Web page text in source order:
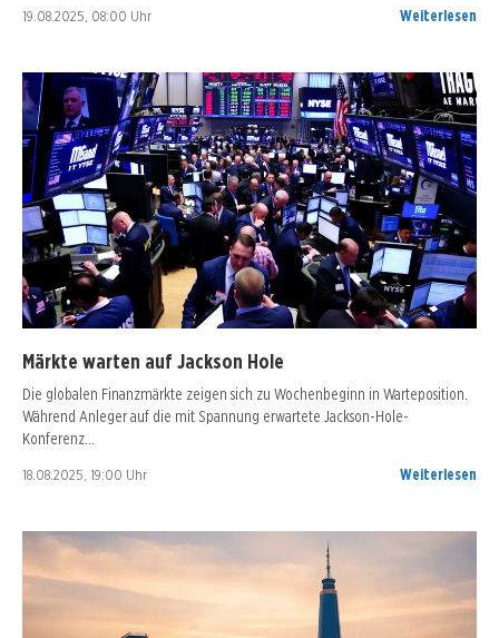
19.08.2025, 08:00 Uhr Weiterlesen
Märkte warten auf Jackson Hole
Die globalen Finanzmärkte zeigen sich zu Wochenbeginn in Warteposition.
Während Anleger auf die mit Spannung erwartete Jackson-Hole-
Konferenz…
18.08.2025, 19:00 Uhr Weiterlesen